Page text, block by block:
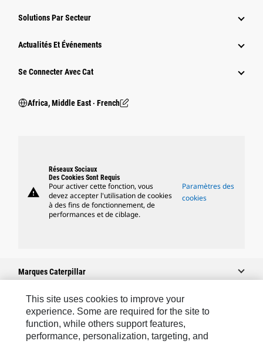
Solutions Par Secteur
Actualités Et Événements
Se Connecter Avec Cat
Africa, Middle East ‧ French
warning
Réseaux Sociaux
Des Cookies Sont Requis
Pour activer cette fonction, vous
devez accepter l'utilisation de cookies
à des fins de fonctionnement, de
performances et de ciblage.
Paramètres des
cookies
Marques Caterpillar
Caterpillar.com
Contacter Caterpillar
This site uses cookies to improve your
experience. Some are required for the site to
function, while others support features,
performance, personalization, targeting, and